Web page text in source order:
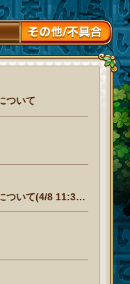
ついて
ルーレットゥポーンの攻撃属性について(4/8 11:30追記)